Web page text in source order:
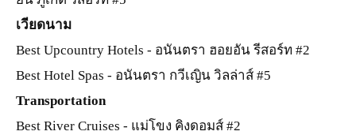
เวียดนาม
Best Upcountry Hotels - อนันตรา ฮอยอัน รีสอร์ท #2
Best Hotel Spas - อนันตรา กวีเญิน วิลล่าส์ #5
Transportation
Best River Cruises - แม่โขง คิงดอมส์ #2